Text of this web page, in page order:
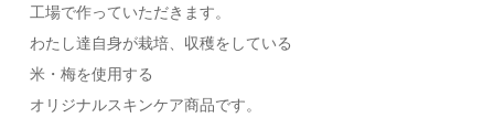
工場で作っていただきます。
わたし達自身が栽培、収穫をしている
米・梅を使用する
オリジナルスキンケア商品です。